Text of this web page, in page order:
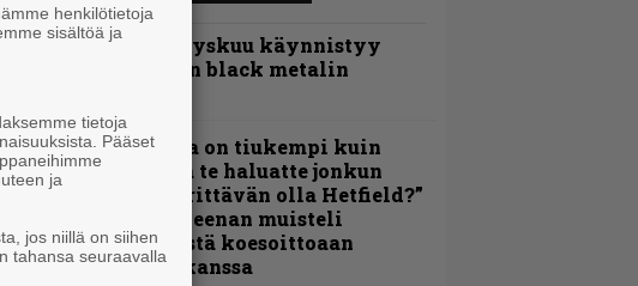
Espoon syyskuu käynnistyy
kotimaisen black metalin
”Metallica on tiukempi kuin
koskaan ja te haluatte jonkun
nulikan yrittävän olla Hetfield?”
– Pepper Keenan muisteli
ensimmäistä koesoittoaan
hevijätin kanssa
henkilötietoja
sisältöä ja
tietoja
Pääset
ja
jos niillä on siihen
tahansa seuraavalla